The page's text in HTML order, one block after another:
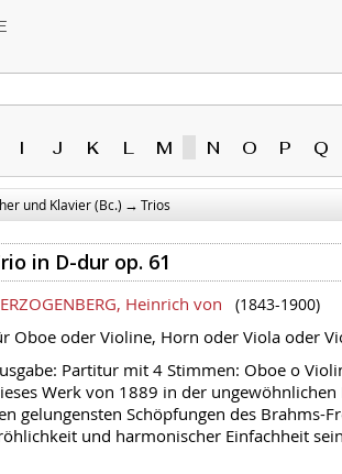
I J K L M N O P Q
und Klavier (Bc.) → Trios
in D-dur op. 61
Heinrich von (1843-1900)
Oboe oder Violine, Horn oder Viola oder
Partitur mit 4 Stimmen: Oboe o
Werk von 1889 in der
gelungensten Schöpfungen des Brahms-
und harmonischer Einfachheit